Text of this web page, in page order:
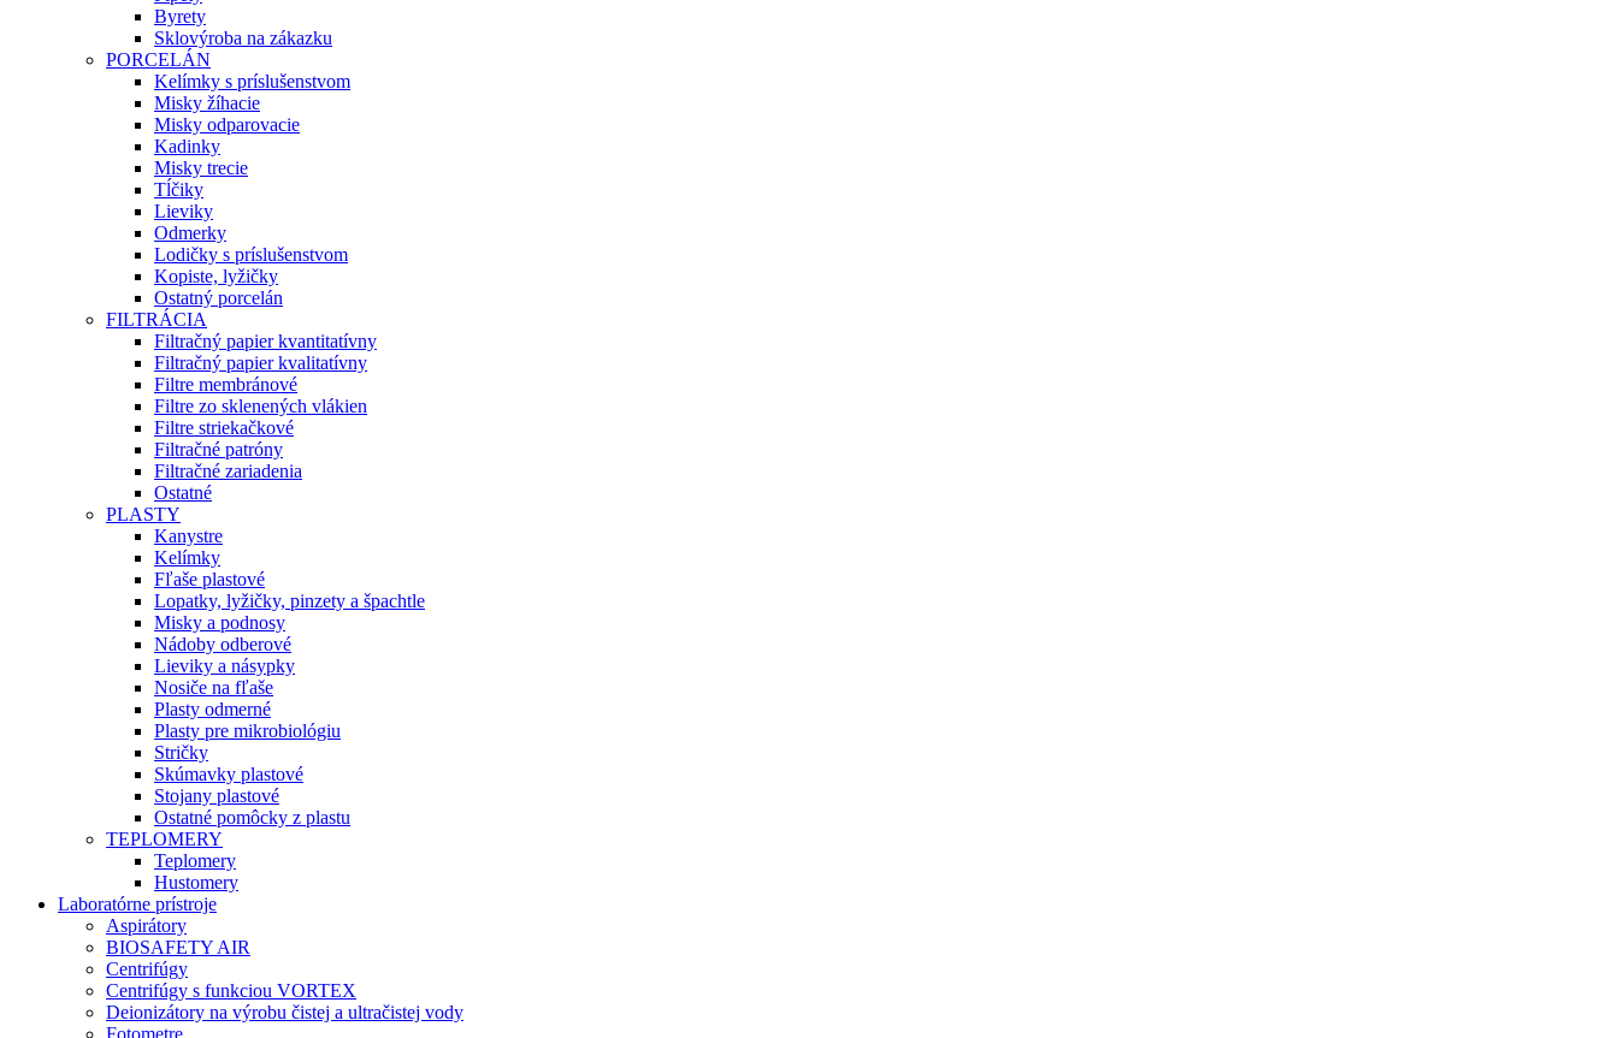
Byrety
Sklovýroba na zákazku
PORCELÁN
Kelímky s príslušenstvom
Misky žíhacie
Misky odparovacie
Kadinky
Misky trecie
Tĺčiky
Lieviky
Odmerky
Lodičky s príslušenstvom
Kopiste, lyžičky
Ostatný porcelán
FILTRÁCIA
Filtračný papier kvantitatívny
Filtračný papier kvalitatívny
Filtre membránové
Filtre zo sklenených vlákien
Filtre striekačkové
Filtračné patróny
Filtračné zariadenia
Ostatné
PLASTY
Kanystre
Kelímky
Fľaše plastové
Lopatky, lyžičky, pinzety a špachtle
Misky a podnosy
Nádoby odberové
Lieviky a násypky
Nosiče na fľaše
Plasty odmerné
Plasty pre mikrobiológiu
Stričky
Skúmavky plastové
Stojany plastové
Ostatné pomôcky z plastu
TEPLOMERY
Teplomery
Hustomery
Laboratórne prístroje
Aspirátory
BIOSAFETY AIR
Centrifúgy
Centrifúgy s funkciou VORTEX
Deionizátory na výrobu čistej a ultračistej vody
Fotometre